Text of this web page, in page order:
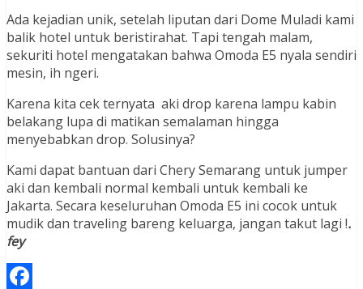
Ada kejadian unik, setelah liputan dari Dome Muladi kami
balik hotel untuk beristirahat. Tapi tengah malam,
sekuriti hotel mengatakan bahwa Omoda E5 nyala sendiri
mesin, ih ngeri.
Karena kita cek ternyata aki drop karena lampu kabin
belakang lupa di matikan semalaman hingga
menyebabkan drop. Solusinya?
Kami dapat bantuan dari Chery Semarang untuk jumper
aki dan kembali normal kembali untuk kembali ke
Jakarta. Secara keseluruhan Omoda E5 ini cocok untuk
mudik dan traveling bareng keluarga, jangan takut lagi !.
fey